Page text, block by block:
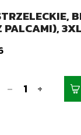
PALCAMI), 3XL
- +